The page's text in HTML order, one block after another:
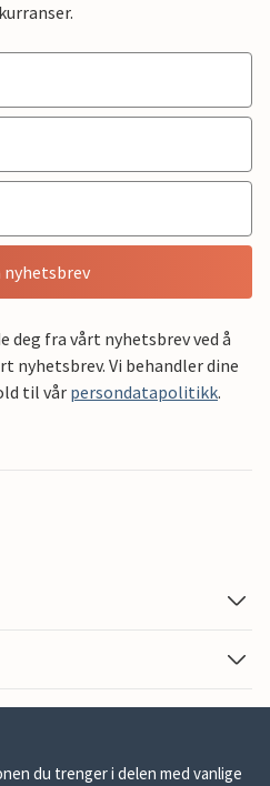
deg fra vårt nyhetsbrev ved å
nyhetsbrev. Vi behandler dine
til vår persondatapolitikk.
du trenger i delen med vanlige